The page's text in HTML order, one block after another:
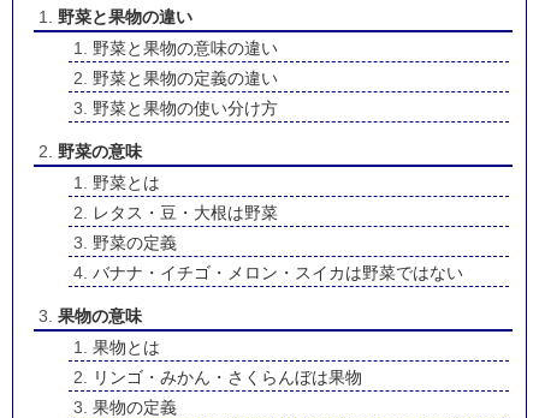
野菜と果物の違い
野菜と果物の意味の違い
野菜と果物の定義の違い
野菜と果物の使い分け方
野菜の意味
野菜とは
レタス・豆・大根は野菜
野菜の定義
バナナ・イチゴ・メロン・スイカは野菜ではない
果物の意味
果物とは
リンゴ・みかん・さくらんぼは果物
果物の定義